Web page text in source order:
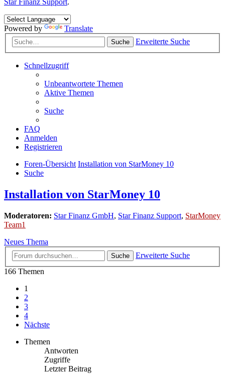
Powered by Translate
Suche Erweiterte Suche
Schnellzugriff
Unbeantwortete Themen
Aktive Themen
Suche
FAQ
Anmelden
Registrieren
Foren-Übersicht Installation von StarMoney 10
Suche
Installation von StarMoney 10
Moderatoren: Star Finanz GmbH, Star Finanz Support, StarMoney
Team1
Neues Thema
Suche
Erweiterte Suche
166 Themen
1
2
3
4
Nächste
Themen
Antworten
Zugriffe
Letzter Beitrag